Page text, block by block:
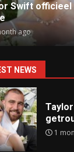
klaagt Kim
ago
NEWS
1